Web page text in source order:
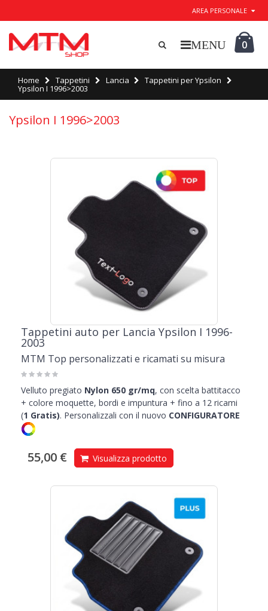
AREA PERSONALE
0
Home Tappetini Lancia Tappetini per Ypsilon
Ypsilon I 1996>2003
Ypsilon I 1996>2003
Tappetini auto per Lancia Ypsilon I 1996-
2003
MTM Top personalizzati e ricamati su misura
Velluto pregiato Nylon 650 gr/mq, con scelta battitacco
+ colore moquette, bordi e impuntura + fino a 12 ricami
(1 Gratis). Personalizzali con il nuovo CONFIGURATORE
55,00 € Visualizza prodotto